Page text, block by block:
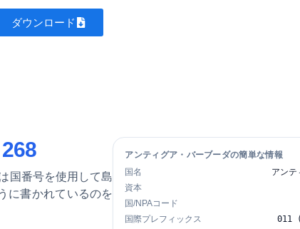
ダウンロード
国番号を使用して島
に書かれているのを
アンティグア・バーブーダの簡単な情報
国名
アンテ
資本
国/NPAコード
国際プレフィックス
011